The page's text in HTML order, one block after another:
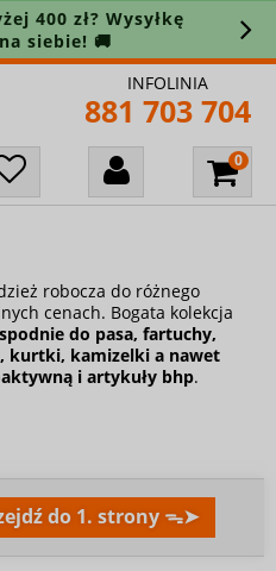
400 zł? Wysyłkę
siebie! 🚚
INFOLINIA
881 703 704
robocza do różnego
cenach. Bogata kolekcja
spodnie do pasa, fartuchy,
, kurtki, kamizelki a nawet
i artykuły bhp.
do 1. strony ᯓ➤